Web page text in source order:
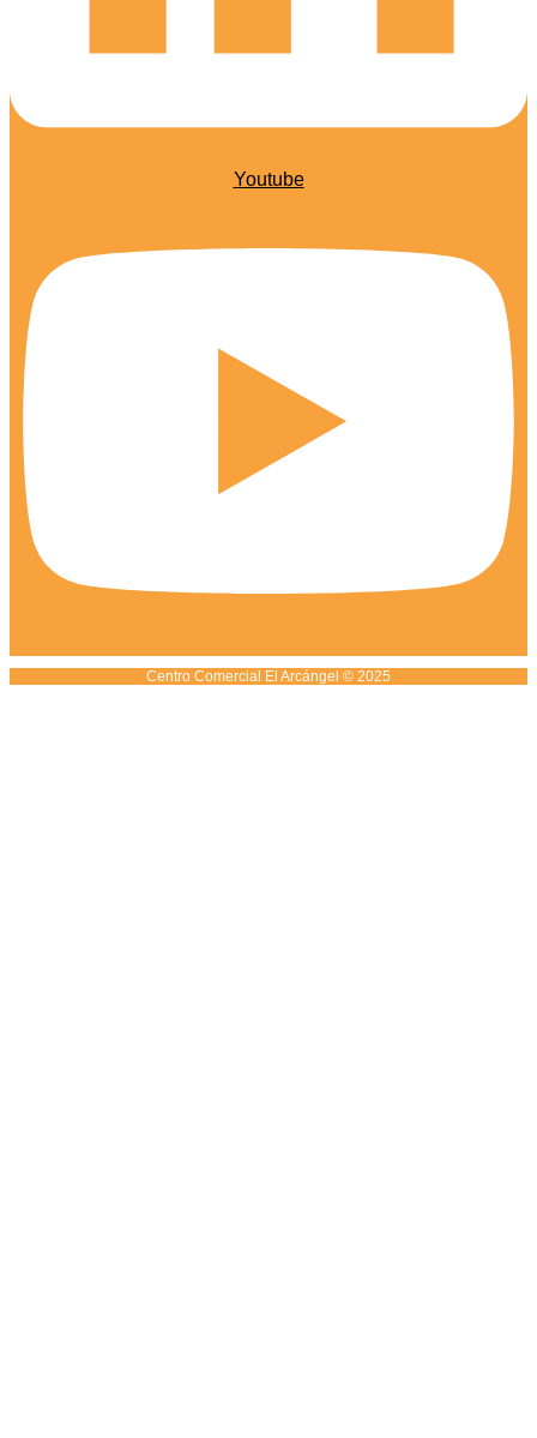
Youtube
Centro Comercial El Arcángel © 2025